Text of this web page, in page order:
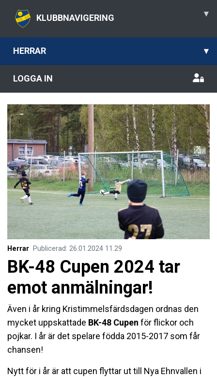
KLUBBNAVIGERING ▾
HERRAR ▾
LOGGA IN
Herrar Publicerad: 26.01.2024 11.29
BK-48 Cupen 2024 tar
emot anmälningar!
Även i år kring Kristimmelsfärdsdagen ordnas den
mycket uppskattade BK-48 Cupen för flickor och
pojkar. I år är det spelare födda 2015-2017 som får
chansen!
Nytt för i år är att cupen flyttar ut till Nya Ehnvallen i